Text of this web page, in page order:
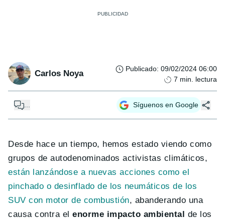
Carlos Noya Publicado: 09/02/2024 06:00
7 min. lectura
... Síguenos en Google
Desde hace un tiempo, hemos estado viendo como
grupos de autodenominados activistas climáticos,
están lanzándose a nuevas acciones como el
pinchado o desinflado de los neumáticos de los
SUV con motor de combustión, abanderando una
causa contra elenorme impacto ambiental de los